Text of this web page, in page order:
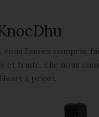
l’aurez compris,
et fruité, elle nous
à priori.